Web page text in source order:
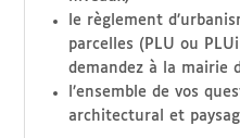
le règlement
parcelles (PLU ou
demandez à la mairie
l’ensemble de vos
architectural et